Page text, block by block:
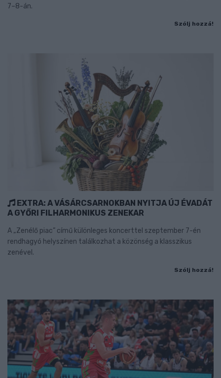
7–8-án.
Szólj hozzá!
EXTRA: A VÁSÁRCSARNOKBAN NYITJA ÚJ ÉVADÁT
A GYŐRI FILHARMONIKUS ZENEKAR
A „Zenélő piac” című különleges koncerttel szeptember 7-én
rendhagyó helyszínen találkozhat a közönség a klasszikus
zenével.
Szólj hozzá!